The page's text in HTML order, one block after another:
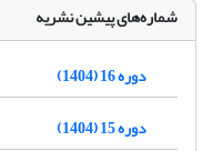
شماره‌های پیشین نشریه
دوره 16 (1404)
دوره 15 (1404)